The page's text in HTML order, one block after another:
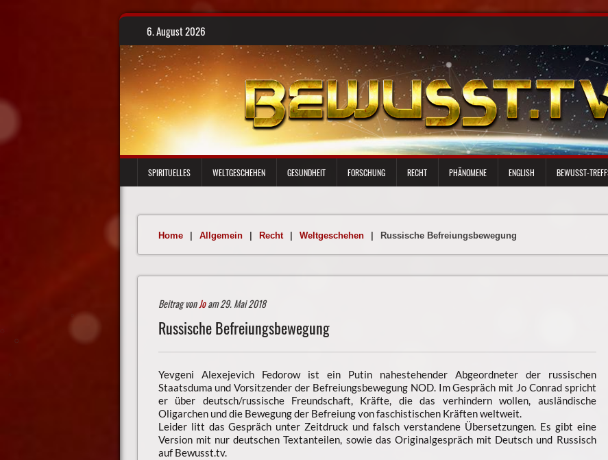
Skip
content
6. August 2026
SPIRITUELLES WELTGESCHEHEN GESUNDHEIT FORSCHUNG RECHT PHÄNOMENE ENGLISH BEWUSST-TREFFS
Home Allgemein Recht Weltgeschehen Russische Befreiungsbewegung
Beitrag vonJoam 29. Mai 2018
Russische Befreiungsbewegung
Yevgeni Alexejevich Fedorow ist ein Putin nahestehender Abgeordneter der russischen
Staatsduma und Vorsitzender der Befreiungsbewegung NOD. Im Gespräch mit Jo Conrad spricht
er über deutsch/russische Freundschaft, Kräfte, die das verhindern wollen, ausländische
Oligarchen und die Bewegung der Befreiung von faschistischen Kräften weltweit.
Leider litt das Gespräch unter Zeitdruck und falsch verstandene Übersetzungen. Es gibt eine
Version mit nur deutschen Textanteilen, sowie das Originalgespräch mit Deutsch und Russisch
auf Bewusst.tv.